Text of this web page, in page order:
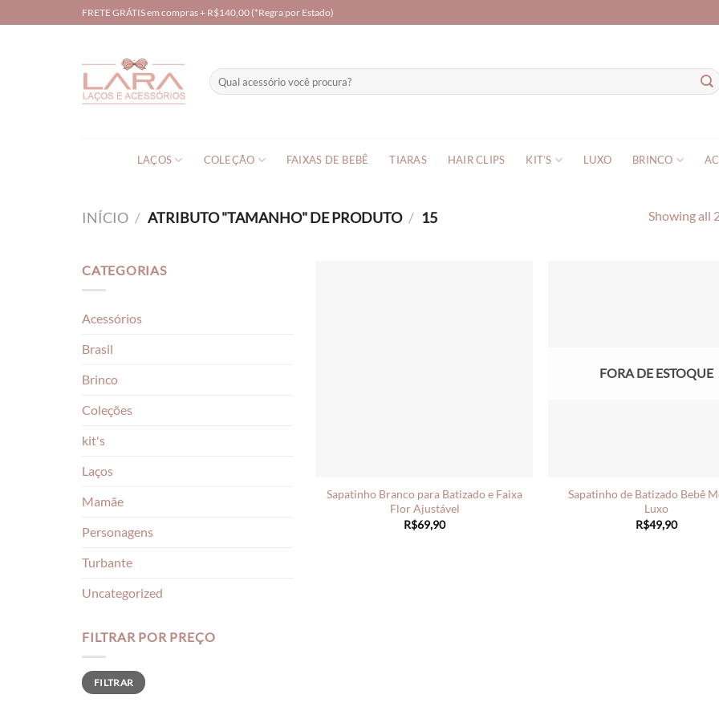
to
FRETE GRÁTIS em compras + R$140,00 (*Regra por Estado)
Pesquisar
por:
LAÇOS COLEÇÃO FAIXAS DE BEBÊ TIARAS HAIR CLIPS KIT’S LUXO BRINCO
INÍCIO / ATRIBUTO "TAMANHO" DE PRODUTO / 15 Showing all
CATEGORIAS
Acessórios
Brasil
Brinco
Coleções
kit's
Laços
Mamãe
Personagens
Turbante
Uncategorized
FILTRAR POR PREÇO
Preço
mínimo
Preço
máximo
FILTRAR
Sapatinho Branco para Batizado e Faixa
Flor Ajustável
R$69,90
FORA DE ESTOQUE
Sapatinho de Batizado Bebê
Luxo
R$49,90